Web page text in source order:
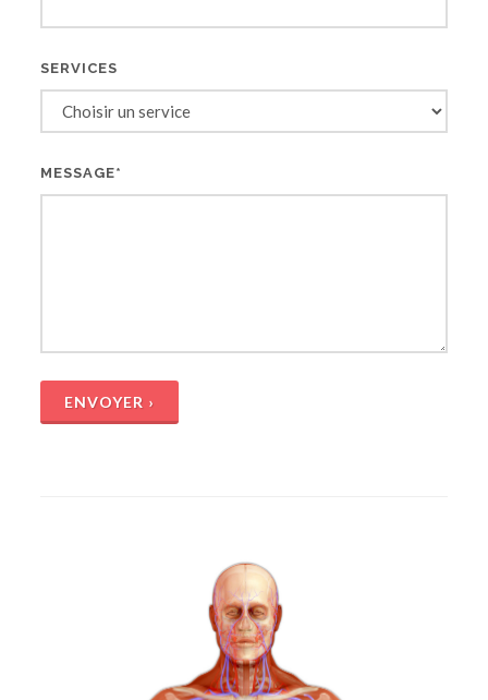
SERVICES
MESSAGE*
ENVOYER ›